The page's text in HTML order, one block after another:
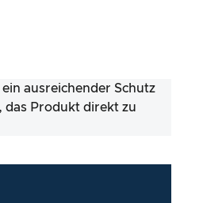
ausreichender Schutz
das Produkt direkt zu